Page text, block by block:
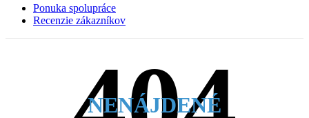
Ponuka spolupráce
Recenzie zákazníkov
NENÁJDENÉ